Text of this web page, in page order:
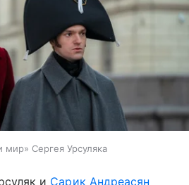
мир» Сергея Урсуляка
и Сарик Андреасян